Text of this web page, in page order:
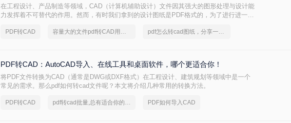
在工程设计、产品制造等领域，CAD（计算机辅助设计）文件因其强大的图形处理与设计能
力发挥着不可替代的作用。然而，有时我们拿到的设计图纸是PDF格式的，为了进行进一步
三种将PDF转换成CAD的方法。
PDF转CAD 容量大的文件pdf转CAD用哪个软件好 pdf怎么转cad图纸，分享一种简单的方法
PDF转CAD：AutoCAD导入、在线工具和桌面软件，哪个更适合你！
将PDF文件转换为CAD（通常是DWG或DXF格式）在工程设计、建筑规划等领域中是一个
常见的需求。那么pdf如何转cad文件呢？本文将介绍几种常用的转换方法。
PDF转CAD pdf转cad批量,总有适合你的方法 PDF如何导入CAD